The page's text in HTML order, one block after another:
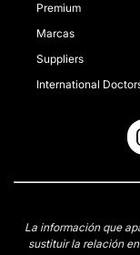
Premium
Marcas
Suppliers
International
La información que
sustituir la relación